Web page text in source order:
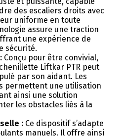
des escaliers droits avec
uniforme en toute
assure une traction
une expérience de
sécurité.
Conçu pour être convivial,
Liftkar PTR peut
par son aidant. Les
permettent une utilisation
ainsi une solution
les obstacles liés à la
: Ce dispositif s’adapte
manuels. Il offre ainsi